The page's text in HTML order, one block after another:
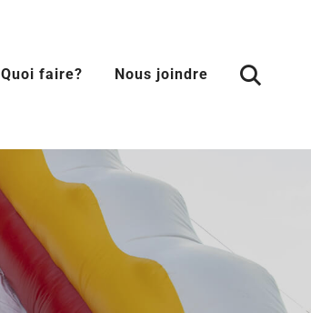
Quoi faire? Nous joindre